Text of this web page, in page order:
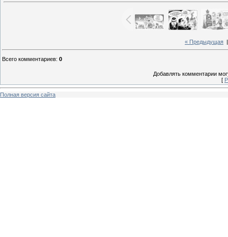
« Предыдущая
Всего комментариев: 0
Добавлять комментарии
[
Полная версия сайта